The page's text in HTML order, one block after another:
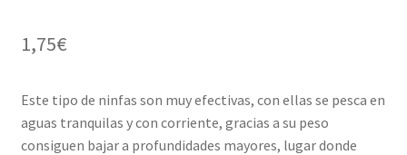
1,75€
Este tipo de ninfas son muy efectivas, con ellas se pesca en
aguas tranquilas y con corriente, gracias a su peso
consiguen bajar a profundidades mayores, lugar donde